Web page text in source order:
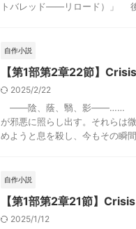
トバレッド――リロード）」
自作小説
【第1部第2章22節】
2025/2/22
――陰、蔭、翳、影――…… 周
が邪悪に照らし出す。それらは
めようと息を殺し、今もその瞬
自作小説
【第1部第2章21節】
2025/1/12